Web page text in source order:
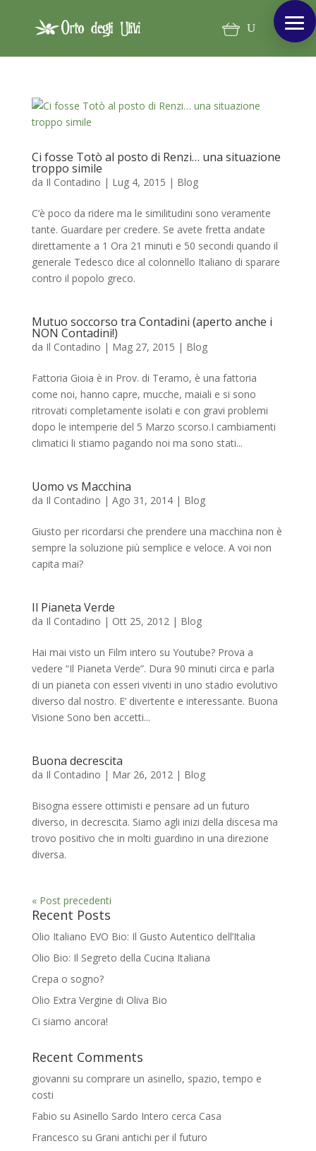
Ci fosse Totò al posto di Renzi… una situazione
troppo simile
da Il Contadino | Lug 4, 2015 | Blog
C’è poco da ridere ma le similitudini sono veramente
tante. Guardare per credere. Se avete fretta andate
direttamente a 1 Ora 21 minuti e 50 secondi quando il
generale Tedesco dice al colonnello Italiano di sparare
contro il popolo greco.
Mutuo soccorso tra Contadini (aperto anche i
NON Contadini!)
da Il Contadino | Mag 27, 2015 | Blog
Fattoria Gioia è in Prov. di Teramo, è una fattoria
come noi, hanno capre, mucche, maiali e si sono
ritrovati completamente isolati e con gravi problemi
dopo le intemperie del 5 Marzo scorso.I cambiamenti
climatici li stiamo pagando noi ma sono stati...
Uomo vs Macchina
da Il Contadino | Ago 31, 2014| Blog
Giusto per ricordarsi che prendere una macchina non è
sempre la soluzione più semplice e veloce. A voi non
capita mai?
Il Pianeta Verde
da Il Contadino | Ott 25, 2012| Blog
Hai mai visto un Film intero su Youtube? Prova a
vedere “Il Pianeta Verde”. Dura 90 minuti circa e parla
di un pianeta con esseri viventi in uno stadio evolutivo
diverso dal nostro. E’ divertente e interessante. Buona
Visione Sono ben accetti...
Buona decrescita
da Il Contadino | Mar 26, 2012| Blog
Bisogna essere ottimisti e pensare ad un futuro
diverso, in decrescita. Siamo agli inizi della discesa ma
trovo positivo che in molti guardino in una direzione
diversa.
« Post precedenti
Recent Posts
Olio Italiano EVO Bio: Il Gusto Autentico dell’Italia
Olio Bio: Il Segreto della Cucina Italiana
Crepa o sogno?
Olio Extra Vergine di Oliva Bio
Ci siamo ancora!
Recent Comments
giovanni su comprare un asinello, spazio, tempo e
costi
Fabio su Asinello Sardo Intero cerca Casa
Francesco su Grani antichi per il futuro